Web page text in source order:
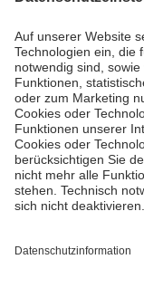
länger an, sind
auszuschließen.
Schwäche oder
Die genaue
Behandlung von
unerlässlich.
bestmöglich und